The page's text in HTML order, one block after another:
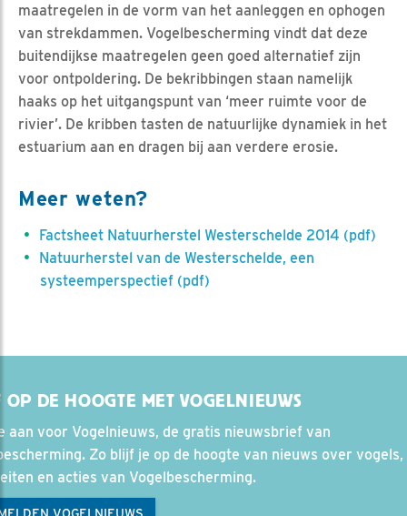
maatregelen in de vorm van het aanleggen en ophogen
van strekdammen. Vogelbescherming vindt dat deze
buitendijkse maatregelen geen goed alternatief zijn
voor ontpoldering. De bekribbingen staan namelijk
haaks op het uitgangspunt van ‘meer ruimte voor de
rivier’. De kribben tasten de natuurlijke dynamiek in het
estuarium aan en dragen bij aan verdere erosie.
Meer weten?
Factsheet Natuurherstel Westerschelde 2014 (pdf)
Natuurherstel van de Westerschelde, een
systeemperspectief (pdf)
OP DE HOOGTE MET VOGELNIEUWS
aan voor Vogelnieuws, de gratis nieuwsbrief van
Zo blijf je op de hoogte van nieuws over
en acties van Vogelbescherming.